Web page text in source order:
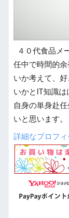
４０代食品メ
任中で時間的
いか考えて、
いかとIT知識は
自身の単身赴
いと思います。
詳細なプロフ